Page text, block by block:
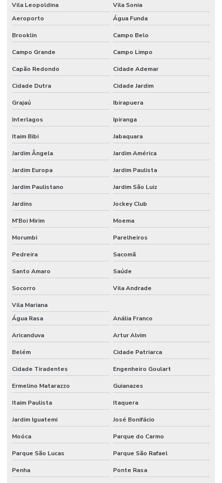
Montagem de feiras e eventos
Montagem de stand para eventos
Montagem de stand para eventos comerciais
Montagem de stand de exibição
Montagem de stand de exibição para eventos
Montagem de stand para feiras
Montagem de stand preço
Montagem de stands
Montagem de stands para feiras sp
Onde alugar stands
Recorte router em pvc expandido
Router cnc acrilico
Router cnc para madeira
Router cnc para pvc expandido
Serviço de cnc sob medida
Serviço de corte cnc router
Serviço de corte de pvc expandido
Serviço de corte router madeira cnc
Serviço de gravação cnc router
Serviço de rebaixo cnc router
Serviço router cnc
Serviço de router cnc para acm
Vila Leopoldina
Vila Sonia
Aeroporto
Água Funda
Brooklin Campo Belo
Campo Grande Campo Limpo
Capão Redondo Cidade Ademar
Cidade Dutra Cidade Jardim
Grajaú Ibirapuera
Interlagos Ipiranga
Itaim Bibi Jabaquara
Jardim Ângela Jardim América
Jardim Europa Jardim Paulista
Jardim Paulistano Jardim São Luiz
Jardins Jockey Club
M'Boi Mirim Moema
Morumbi Parelheiros
Pedreira Sacomã
Santo Amaro Saúde
Socorro Vila Andrade
Vila Mariana
Água Rasa
Anália Franco
Aricanduva Artur Alvim
Belém Cidade Patriarca
Cidade Tiradentes Engenheiro Goulart
Ermelino Matarazzo Guianazes
Itaim Paulista Itaquera
Jardim Iguatemi José Bonifácio
Moóca Parque do Carmo
Parque São Lucas Parque São Rafael
Penha Ponte Rasa